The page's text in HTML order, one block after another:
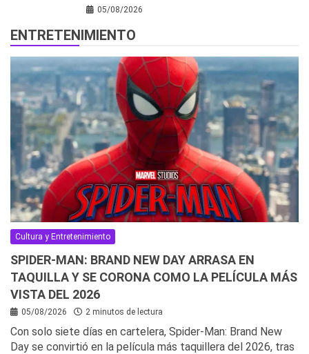
05/08/2026
ENTRETENIMIENTO
Cultura y Entretenimiento
SPIDER-MAN: BRAND NEW DAY ARRASA EN
TAQUILLA Y SE CORONA COMO LA PELÍCULA MÁS
VISTA DEL 2026
05/08/2026 2 minutos de lectura
Con solo siete días en cartelera, Spider-Man: Brand New
Day se convirtió en la película más taquillera del 2026, tras